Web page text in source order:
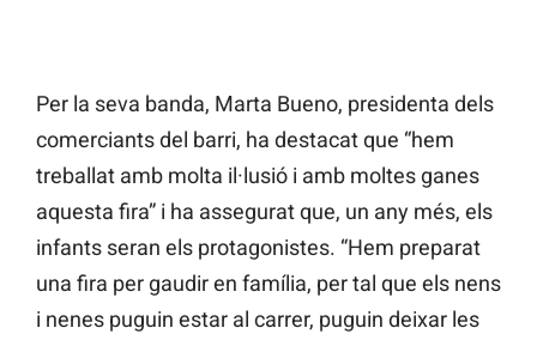
Per la seva banda, Marta Bueno, presidenta dels
comerciants del barri, ha destacat que “hem
treballat amb molta il·lusió i amb moltes ganes
aquesta fira” i ha assegurat que, un any més, els
infants seran els protagonistes. “Hem preparat
una fira per gaudir en família, per tal que els nens
i nenes puguin estar al carrer, puguin deixar les